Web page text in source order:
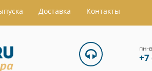
Доставка Контакты
пн-
+7